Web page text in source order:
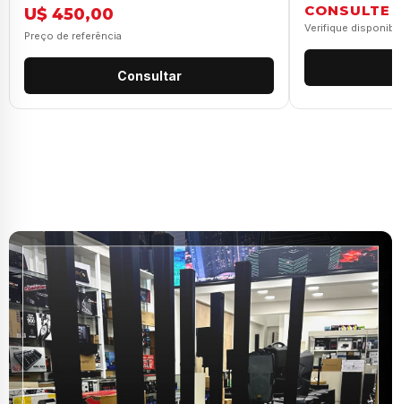
U$ 450,00
Preço de referência
Consultar
CONSULTE
Verifique